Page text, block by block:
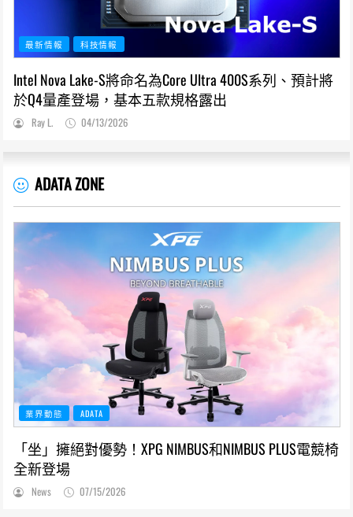
最新情報 科技情報
Intel Nova Lake-S將命名為Core Ultra 400S系列、預計將
於Q4量產登場，基本五款規格露出
Ray L. 04/13/2026
ADATA ZONE
業界動態 ADATA
「坐」擁絕對優勢！XPG NIMBUS和NIMBUS PLUS電競椅
全新登場
News 07/15/2026